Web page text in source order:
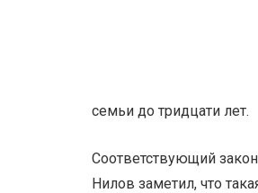
семьи до тридцати лет.
Соответствующий
Нилов заметил, что